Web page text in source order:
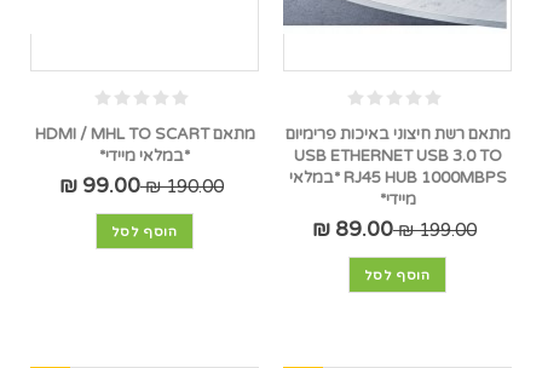
מתאם רשת חיצוני באיכות פרימיום
USB ETHERNET USB 3.0 TO
RJ45 HUB 1000MBPS *במלאי
מיידי*
199.00 ₪
89.00 ₪
הוסף לסל
מתאם HDMI / MHL TO SCART
*במלאי מיידי*
190.00 ₪
99.00 ₪
הוסף לסל